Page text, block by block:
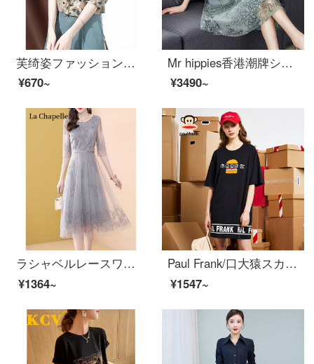
芙绮姿ファッション気质が优雅な女性のシャツ女性は2021年夏に新商品を着て年齢の下がるワイシャツの妇人服がゆったりしています。
¥670~
Mr hippies香港潮牌シフォンワンピス2021新商品の夏の雰囲気がゆったりしている韓国版の大きいサイズの婦人服を着ています。
¥3490~
ラシャベルレースワンピス2021年夏ファッション気质が优雅でシンプルで、プリントが见える痩せっぷりカーバーお腹の中に长いスカウトA字スカート女装网纱钉珠灰色（サイズはM.L.XL.XXX.2 XL.3 XL）注文书き込みサイズや相谈会社です。
¥1364~
Paul Frank/口大猿スカト夏服ワンピス女装超仙系ゆったりプリントPFDS 202907 W黒L
¥1547~